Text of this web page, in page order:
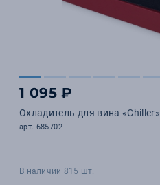
1 095 ₽
Охладитель для вина «Chiller»
арт. 685702
В наличии 815 шт.